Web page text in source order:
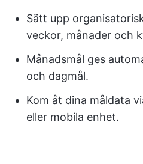
Sätt upp
veckor, månader och
Månadsmål ges
och dagmål.
Kom åt dina måldata
eller mobila enhet.